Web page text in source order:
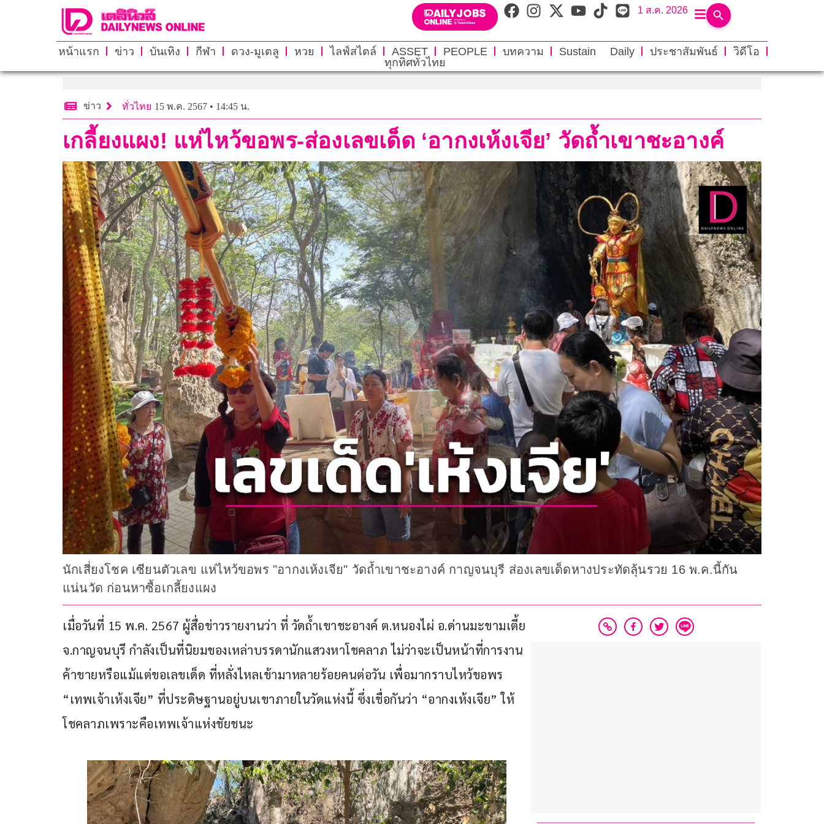
1 ส.ค. 2026
หน้าแรก ข่าว บันเทิง กีฬา ดวง-มูเตลู หวย ไลฟ์สไตล์ ASSET PEOPLE บทความ Sustain Daily ประชาสัมพันธ์
วิดีโอ
ทุกทิศทั่วไทย
ข่าว ทั่วไทย 15 พ.ค. 2567 • 14:45 น.
เกลี้ยงแผง! แห่ไหว้ขอพร-ส่องเลขเด็ด ‘อากงเห้งเจีย’ วัดถ้ำเขาชะอางค์
นักเสี่ยงโชค เซียนตัวเลข แห่ไหว้ขอพร "อากงเห้งเจีย" วัดถ้ำเขาชะอางค์ กาญจนบุรี ส่องเลขเด็ดหางประทัดลุ้นรวย 16 พ.ค.นี้กัน
แน่นวัด ก่อนหาซื้อเกลี้ยงแผง
เมื่อวันที่ 15 พ.ค. 2567 ผู้สื่อข่าวรายงานว่า ที่ วัดถ้ำเขาชะอางค์ ต.หนองไผ่ อ.ด่านมะขามเตี้ย
จ.กาญจนบุรี กำลังเป็นที่นิยมของเหล่าบรรดานักแสวงหาโชคลาภ ไม่ว่าจะเป็นหน้าที่การงาน
ค้าขายหรือแม้แต่ขอเลขเด็ด ที่หลั่งไหลเข้ามาหลายร้อยคนต่อวัน เพื่อมากราบไหว้ขอพร
“เทพเจ้าเห้งเจีย” ที่ประดิษฐานอยู่บนเขาภายในวัดแห่งนี้ ซึ่งเชื่อกันว่า “อากงเห้งเจีย” ให้
โชคลาภเพราะคือเทพเจ้าแห่งชัยชนะ